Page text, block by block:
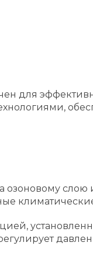
для
озоновому